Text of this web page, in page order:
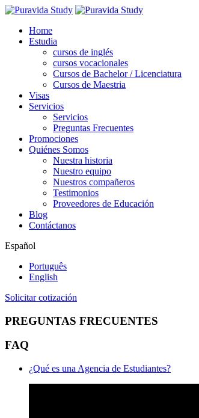
Home
Estudia
cursos de inglés
cursos vocacionales
Cursos de Bachelor / Licenciatura
Cursos de Maestria
Visas
Servicios
Servicios
Preguntas Frecuentes
Promociones
Quiénes Somos
Nuestra historia
Nuestro equipo
Nuestros compañeros
Testimonios
Proveedores de Educación
Blog
Contáctanos
Español
Português
English
Solicitar cotización
PREGUNTAS FRECUENTES
FAQ
¿Qué es una Agencia de Estudiantes?